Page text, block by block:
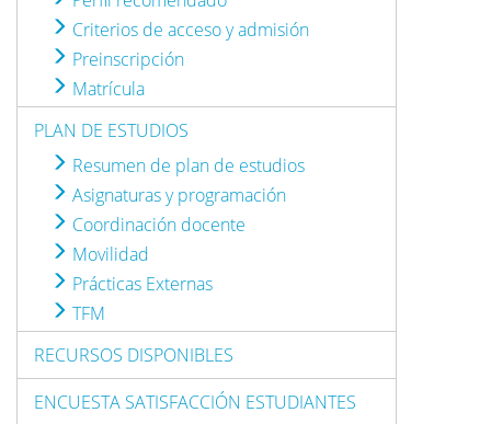
Criterios de acceso y admisión
Preinscripción
Matrícula
PLAN DE ESTUDIOS
Resumen de plan de estudios
Asignaturas y programación
Coordinación docente
Movilidad
Prácticas Externas
TFM
RECURSOS DISPONIBLES
ENCUESTA SATISFACCIÓN ESTUDIANTES